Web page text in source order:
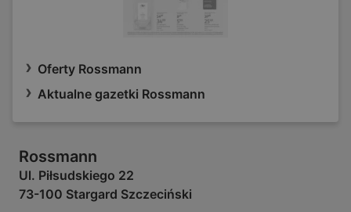
Oferty Rossmann
Aktualne gazetki Rossmann
Rossmann
Ul. Piłsudskiego 22
73-100 Stargard Szczeciński